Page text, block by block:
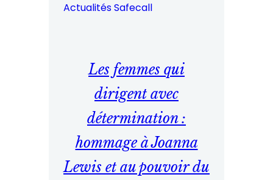
qu'il
faut
Actualités Safecall
Les femmes qui
dirigent avec
détermination :
hommage à Joanna
Lewis et au pouvoir du